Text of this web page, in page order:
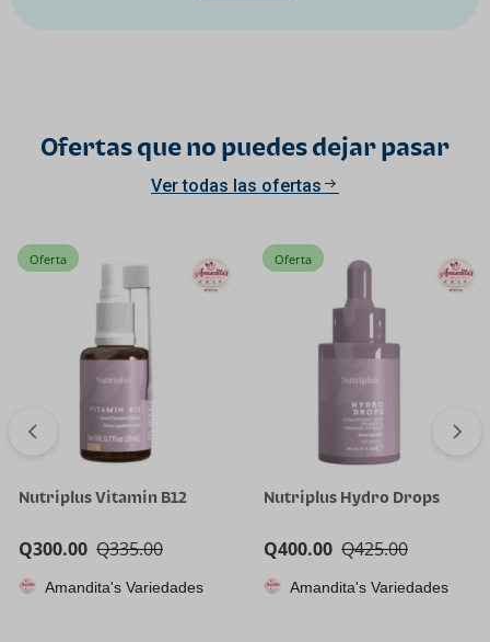
Ofertas que no puedes dejar pasar
Ver todas las ofertas
Oferta
Nutriplus Vitamin B12
Q335.00
Q300.00
Amandita's Variedades
Oferta
Nutriplus Hydro Drops
Q425.00
Q400.00
Amandita's Variedades